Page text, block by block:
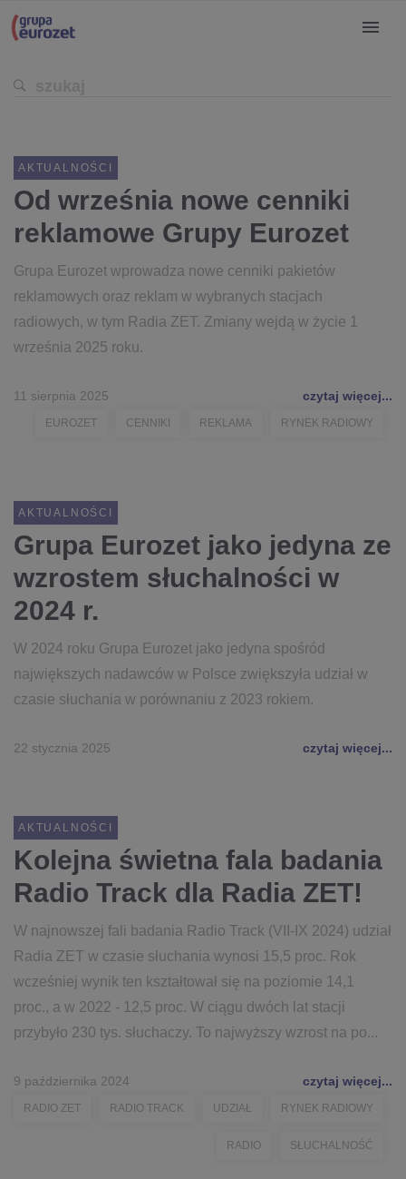
AKTUALNOŚCI
Od września nowe cenniki
reklamowe Grupy Eurozet
Grupa Eurozet wprowadza nowe cenniki pakietów
reklamowych oraz reklam w wybranych stacjach
radiowych, w tym Radia ZET. Zmiany wejdą w życie 1
września 2025 roku.
11 sierpnia 2025 czytaj więcej...
EUROZET CENNIKI REKLAMA RYNEK RADIOWY
AKTUALNOŚCI
Grupa Eurozet jako jedyna ze
wzrostem słuchalności w
2024 r.
W 2024 roku Grupa Eurozet jako jedyna spośród
największych nadawców w Polsce zwiększyła udział w
czasie słuchania w porównaniu z 2023 rokiem.
22 stycznia 2025 czytaj więcej...
AKTUALNOŚCI
Kolejna świetna fala badania
Radio Track dla Radia ZET!
W najnowszej fali badania Radio Track (VII-IX 2024) udział
Radia ZET w czasie słuchania wynosi 15,5 proc. Rok
wcześniej wynik ten kształtował się na poziomie 14,1
proc., a w 2022 - 12,5 proc. W ciągu dwóch lat stacji
przybyło 230 tys. słuchaczy. To najwyższy wzrost na po...
9 października 2024 czytaj więcej...
RADIO ZET RADIO TRACK UDZIAŁ RYNEK RADIOWY
RADIO SŁUCHALNOŚĆ